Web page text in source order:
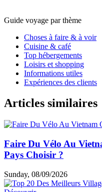
Guide voyage par thème
Choses à faire & à voir
Cuisine & café
Top hébergements
Loisirs et shopping
Informations utiles
Expériences des clients
Articles similaires
Faire Du Vélo Au
Pays Choisir ?
Sunday, 08/09/2026